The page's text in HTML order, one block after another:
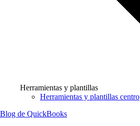
Herramientas y plantillas
Herramientas y plantillas centro
Blog de QuickBooks